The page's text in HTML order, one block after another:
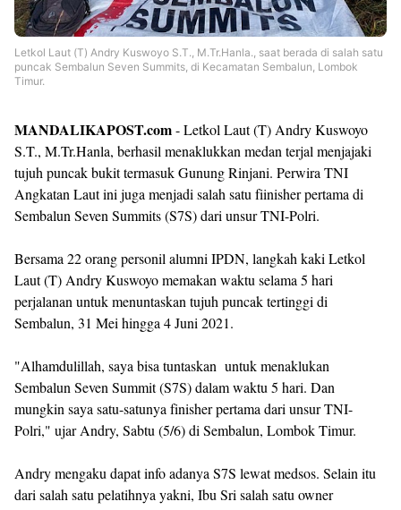
Letkol Laut (T) Andry Kuswoyo S.T., M.Tr.Hanla., saat berada di salah satu
puncak Sembalun Seven Summits, di Kecamatan Sembalun, Lombok
Timur.
MANDALIKAPOST.com- Letkol Laut (T) Andry Kuswoyo
S.T., M.Tr.Hanla, berhasil menaklukkan medan terjal menjajaki
tujuh puncak bukit termasuk Gunung Rinjani. Perwira TNI
Angkatan Laut ini juga menjadi salah satu fiinisher pertama di
Sembalun Seven Summits (S7S) dari unsur TNI-Polri.
Bersama 22 orang personil alumni IPDN, langkah kaki Letkol
Laut (T) Andry Kuswoyo memakan waktu selama 5 hari
perjalanan untuk menuntaskan tujuh puncak tertinggi di
Sembalun, 31 Mei hingga 4 Juni 2021.
"Alhamdulillah, saya bisa tuntaskan untuk menaklukan
Sembalun Seven Summit (S7S) dalam waktu 5 hari. Dan
mungkin saya satu-satunya finisher pertama dari unsur TNI-
Polri," ujar Andry, Sabtu (5/6) di Sembalun, Lombok Timur.
Andry mengaku dapat info adanya S7S lewat medsos. Selain itu
dari salah satu pelatihnya yakni, Ibu Sri salah satu owner